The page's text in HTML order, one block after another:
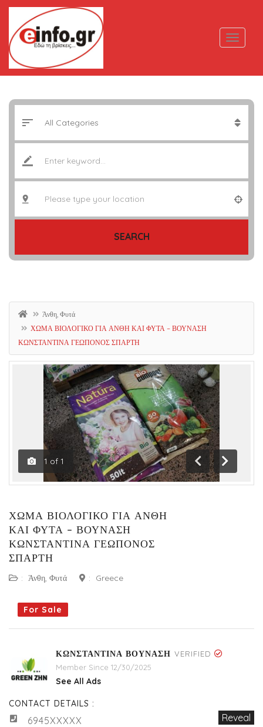
SEARCH
Άνθη, Φυτά
ΧΩΜΑ ΒΙΟΛΟΓΙΚΟ ΓΙΑ ΑΝΘΗ ΚΑΙ ΦΥΤΑ – ΒΟΥΝΑΣΗ
ΚΩΝΣΤΑΝΤΙΝΑ ΓΕΩΠΟΝΟΣ ΣΠΑΡΤΗ
1 of 1
Previous
Next
ΧΩΜΑ ΒΙΟΛΟΓΙΚΟ ΓΙΑ ΑΝΘΗ
ΚΑΙ ΦΥΤΑ – ΒΟΥΝΑΣΗ
ΚΩΝΣΤΑΝΤΙΝΑ ΓΕΩΠΟΝΟΣ
ΣΠΑΡΤΗ
: Άνθη, Φυτά : Greece
For Sale
ΚΩΝΣΤΑΝΤΙΝΑ ΒΟΥΝΑΣΗ VERIFIED
Member Since 12/30/2025
See All Ads
CONTACT DETAILS :
6945XXXXX
Reveal